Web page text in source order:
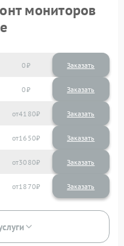
мониторов
0 Заказать
0 Заказать
4180
1650
3080
1870